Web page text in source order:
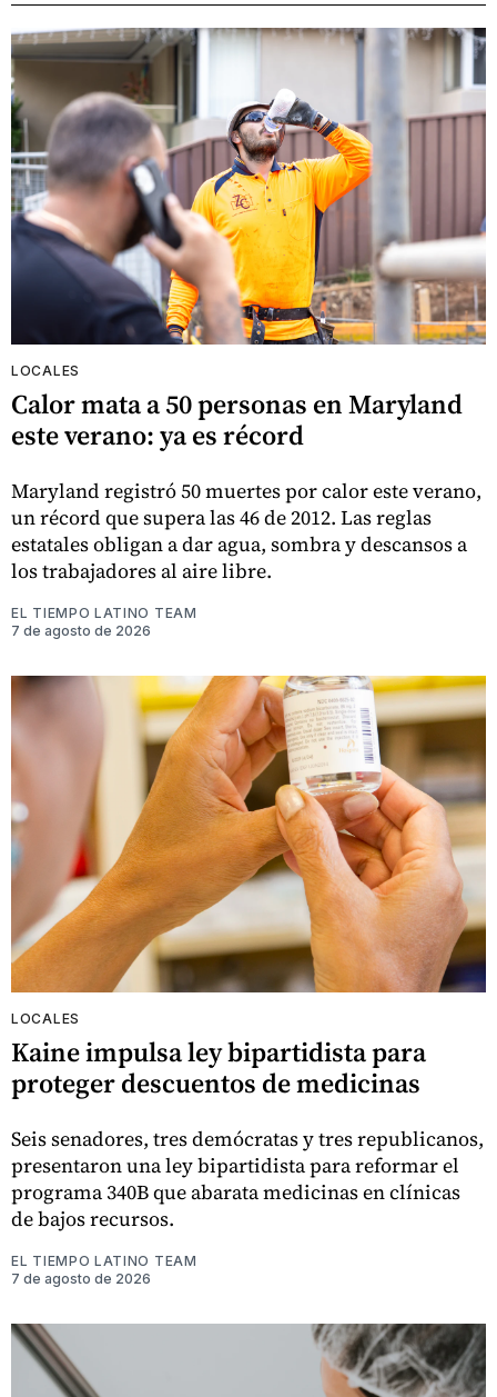
LOCALES
Calor mata a 50 personas en Maryland
este verano: ya es récord
Maryland registró 50 muertes por calor este verano,
un récord que supera las 46 de 2012. Las reglas
estatales obligan a dar agua, sombra y descansos a
los trabajadores al aire libre.
EL TIEMPO LATINO TEAM
7 de agosto de 2026
LOCALES
Kaine impulsa ley bipartidista para
proteger descuentos de medicinas
Seis senadores, tres demócratas y tres republicanos,
presentaron una ley bipartidista para reformar el
programa 340B que abarata medicinas en clínicas
de bajos recursos.
EL TIEMPO LATINO TEAM
7 de agosto de 2026